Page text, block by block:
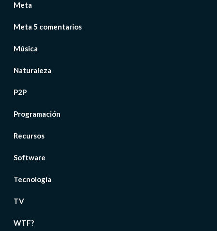
Meta
Meta 5 comentarios
Música
Naturaleza
P2P
Programación
Recursos
Software
Tecnología
TV
WTF?